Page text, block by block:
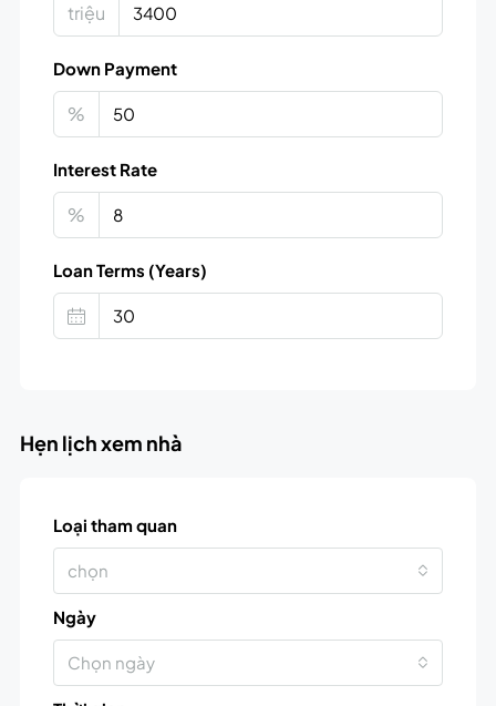
triệu
Down Payment
%
Interest Rate
%
Loan Terms (Years)
Hẹn lịch xem nhà
Loại tham quan
chọn
Ngày
Chọn ngày